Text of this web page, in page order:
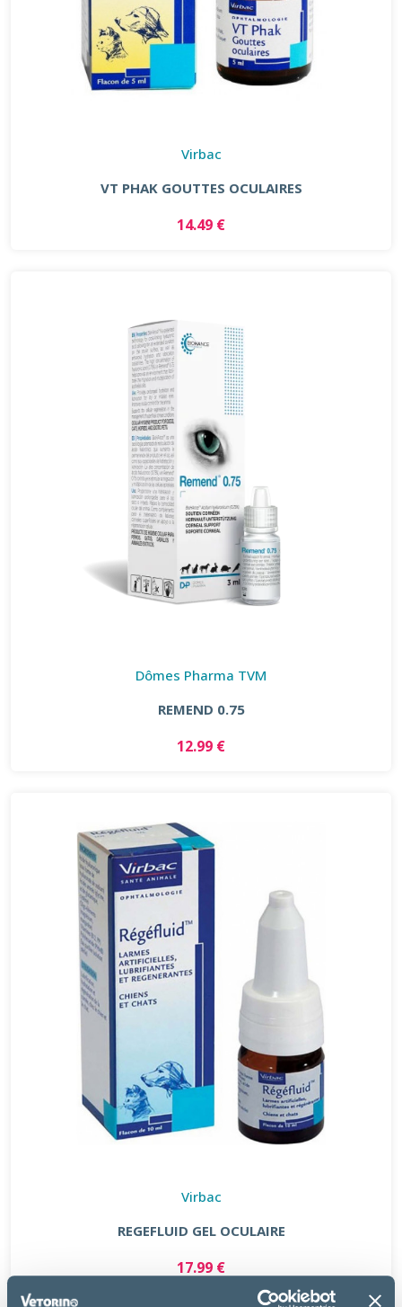
Virbac
VT PHAK GOUTTES OCULAIRES
14.49 €
Dômes Pharma TVM
REMEND 0.75
12.99 €
Virbac
REGEFLUID GEL OCULAIRE
17.99 €